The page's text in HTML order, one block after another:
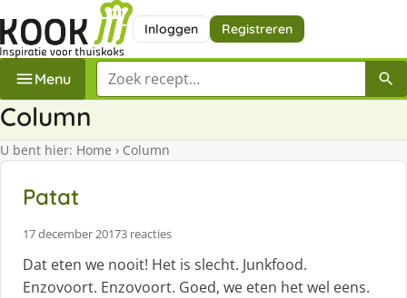
Inloggen Registreren
Menu Zoek een recept
Column
U bent hier: Home › Column
Patat
17 december 20173 reacties
Dat eten we nooit! Het is slecht. Junkfood.
Enzovoort. Enzovoort. Goed, we eten het wel eens.